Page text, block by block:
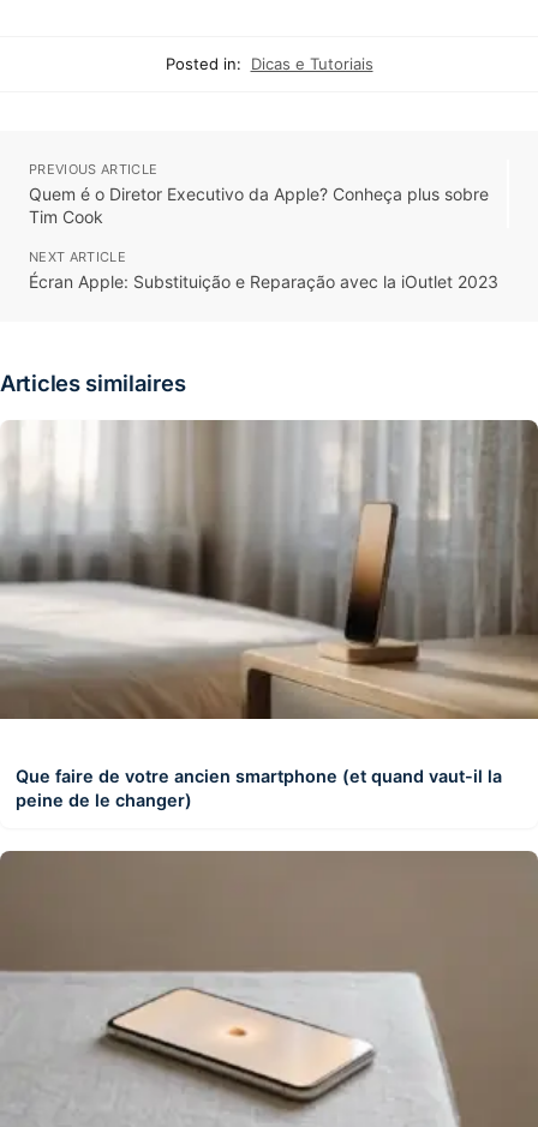
Posted in: Dicas e Tutoriais
PREVIOUS ARTICLE
Quem é o Diretor Executivo da Apple? Conheça plus sobre
Tim Cook
NEXT ARTICLE
Écran Apple: Substituição e Reparação avec la iOutlet 2023
Articles similaires
Que faire de votre ancien smartphone (et quand vaut-il la
peine de le changer)